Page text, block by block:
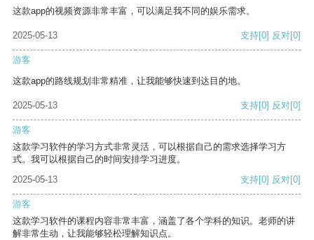
这款app的视频资源非常丰富，可以满足我不同的娱乐需求。
2025-05-13 支持[0] 反对[0]
游客
这款app的路线规划非常精准，让我能够快速到达目的地。
2025-05-13 支持[0] 反对[0]
游客
这款学习软件的学习方式非常灵活，可以根据自己的需求选择学习方
式。我可以根据自己的时间安排学习进度。
2025-05-13
支持[0] 反对[0]
游客
这款学习软件的课程内容非常丰富，涵盖了各个学科的知识。老师的讲
解非常生动，让我能够轻松理解知识点。